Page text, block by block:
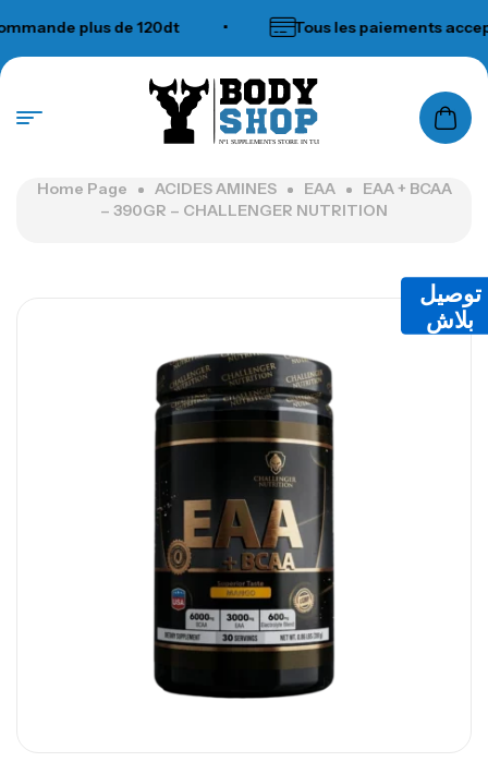
plus de 120dt Tous les paiements
N°1 SUPPLEMENTS STORE IN TUNISIA
Home Page ACIDES AMINES EAA
EAA + BCAA
– 390GR – CHALLENGER NUTRITION
توصيل
بلاش